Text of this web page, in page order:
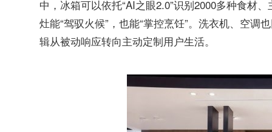
中，冰箱可以依托“AI之眼2.0”识别2000多种食材
灶能“驾驭火候”，也能“掌控烹饪”。洗衣机、空调
辑从被动响应转向主动定制用户生活。